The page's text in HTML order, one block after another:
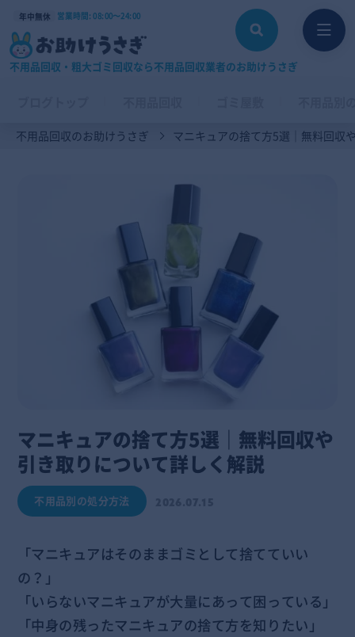
年中無休 営業時間: 08:00〜24:00
不用品回収・粗大ゴミ回収なら不用品回収業者のお助けうさぎ
不用品回収のお助けうさぎ マニキュアの捨て方5選｜無料回収
マニキュアの捨て方5選｜無料回収や
引き取りについて詳しく解説
不用品別の処分方法
「マニキュアはそのままゴミとして捨てていい
の？」
「いらないマニキュアが大量にあって困っている」
「中身の残ったマニキュアの捨て方を知りたい」